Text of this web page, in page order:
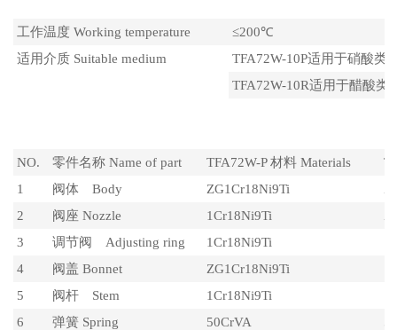
工作温度 Working temperature
≤200℃
适用介质 Suitable medium
TFA72W-10P适用于硝酸类
TFA72W-10R适用于醋酸类
NO. 零件名称 Name of part TFA72W-P 材料 Materials
1
阀体 Body ZG1Cr18Ni9Ti
2
阀座 Nozzle 1Cr18Ni9Ti
3
调节阀 Adjusting ring 1Cr18Ni9Ti
4
阀盖 Bonnet ZG1Cr18Ni9Ti
5
阀杆 Stem 1Cr18Ni9Ti
6
弹簧 Spring 50CrVA